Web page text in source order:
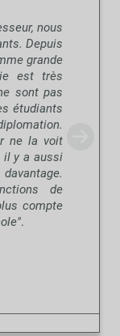
nous
Depuis
grande
est très
sont pas
étudiants
ne la voit
il y a aussi
de
compte
.